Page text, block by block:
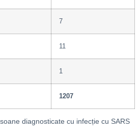
7
11
1
1207
diagnosticate cu infecție cu SARS